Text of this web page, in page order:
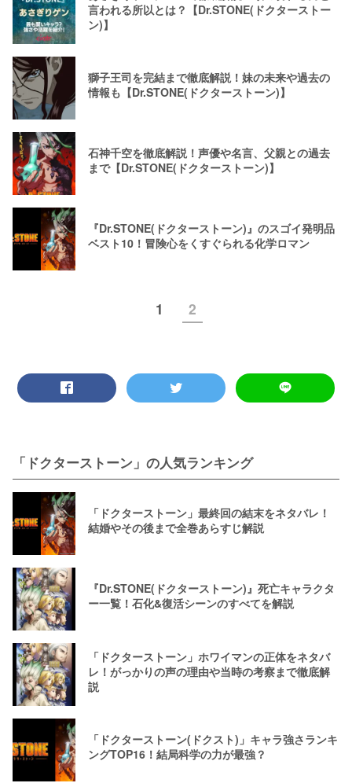
言われる所以とは？【Dr.STONE(ドクターストー
ン)】
獅子王司を完結まで徹底解説！妹の未来や過去の
情報も【Dr.STONE(ドクターストーン)】
石神千空を徹底解説！声優や名言、父親との過去
まで【Dr.STONE(ドクターストーン)】
『Dr.STONE(ドクターストーン)』のスゴイ発明品
ベスト10！冒険心をくすぐられる化学ロマン
1 2
「ドクターストーン」の人気ランキング
「ドクターストーン」最終回の結末をネタバレ！
結婚やその後まで全巻あらすじ解説
『Dr.STONE(ドクターストーン)』死亡キャラクタ
ー一覧！石化&復活シーンのすべてを解説
「ドクターストーン」ホワイマンの正体をネタバ
レ！がっかりの声の理由や当時の考察まで徹底解
説
「ドクターストーン(ドクスト)」キャラ強さランキ
ングTOP16！結局科学の力が最強？